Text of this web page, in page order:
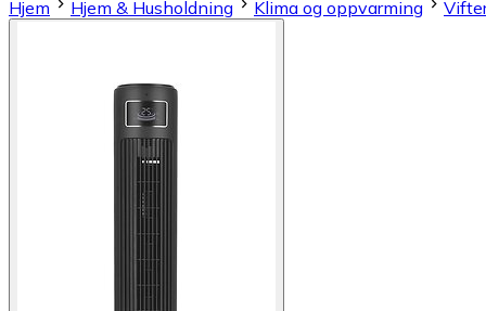
Hjem
Hjem & Husholdning Klima og oppvarming